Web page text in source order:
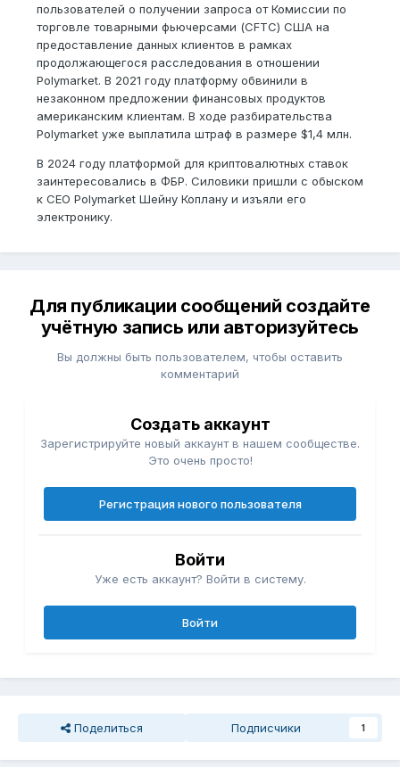
пользователей о получении запроса от Комиссии по
торговле товарными фьючерсами (CFTC) США на
предоставление данных клиентов в рамках
продолжающегося расследования в отношении
Polymarket. В 2021 году платформу обвинили в
незаконном предложении финансовых продуктов
американским клиентам. В ходе разбирательства
Polymarket уже выплатила штраф в размере $1,4 млн.
В 2024 году платформой для криптовалютных ставок
заинтересовались в ФБР. Силовики пришли с обыском
к CEO Polymarket Шейну Коплану и изъяли его
электронику.
Для публикации сообщений создайте
учётную запись или авторизуйтесь
Вы должны быть пользователем, чтобы оставить
комментарий
Создать аккаунт
Зарегистрируйте новый аккаунт в нашем сообществе.
Это очень просто!
Регистрация нового пользователя
Войти
Уже есть аккаунт? Войти в систему.
Войти
Поделиться Подписчики 1